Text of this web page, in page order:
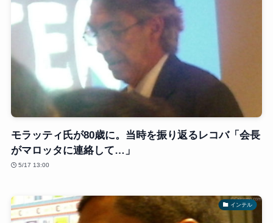
モラッティ氏が80歳に。当時を振り返るレコバ「会長
がマロッタに連絡して…」
5/17 13:00
インテル